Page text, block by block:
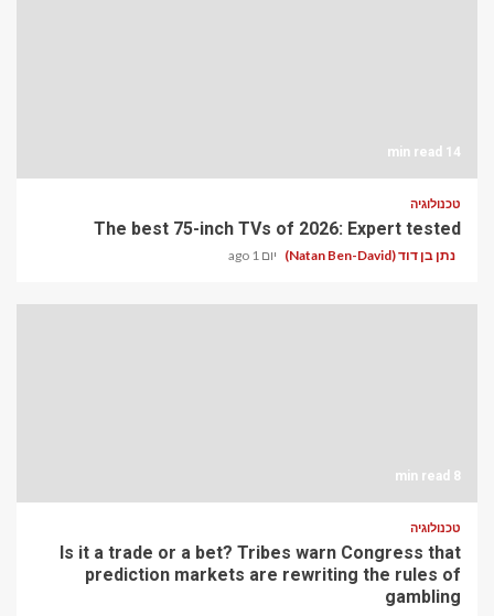
14 min read
טכנולוגיה
The best 75-inch TVs of 2026: Expert tested
נתן בן דוד (Natan Ben-David) יום 1 ago
8 min read
טכנולוגיה
Is it a trade or a bet? Tribes warn Congress that
prediction markets are rewriting the rules of
gambling